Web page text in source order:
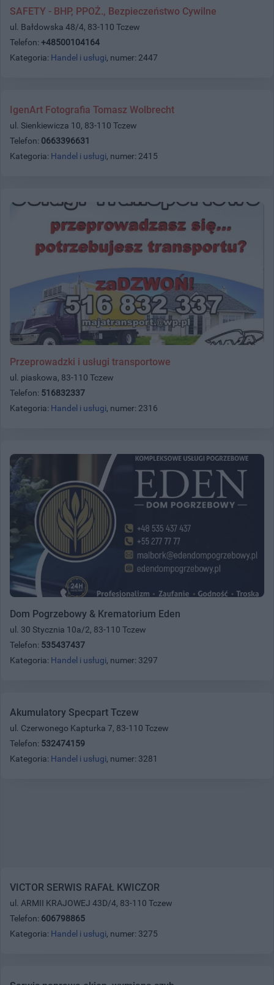
SAFETY - BHP, PPOŻ., Bezpieczeństwo Cywilne
ul. Bałdowska 48/4, 83-110 Tczew
Telefon: +48500104164
Kategoria: Handel i usługi, numer: 2447
IgenArt Fotografia Tomasz Wolbrecht
ul. Sienkiewicza 10, 83-110 Tczew
Telefon: 0663396631
Kategoria: Handel i usługi, numer: 2415
Przeprowadzki i usługi transportowe
ul. piaskowa, 83-110 Tczew
Telefon: 516832337
Kategoria: Handel i usługi, numer: 2316
Dom Pogrzebowy & Krematorium Eden
ul. 30 Stycznia 10a/2, 83-110 Tczew
Telefon: 535437437
Kategoria: Handel i usługi, numer: 3297
Akumulatory Specpart Tczew
ul. Czerwonego Kapturka 7, 83-110 Tczew
Telefon: 532474159
Kategoria: Handel i usługi, numer: 3281
VICTOR SERWIS RAFAŁ KWICZOR
ul. ARMII KRAJOWEJ 43D/4, 83-110 Tczew
Telefon: 606798865
Kategoria: Handel i usługi, numer: 3275